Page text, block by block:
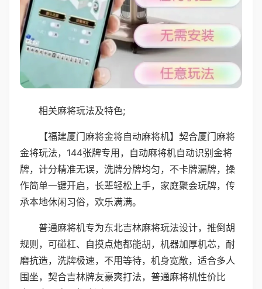
相关麻将玩法及特色;
【福建厦门麻将金将自动麻将机】契合厦门麻将
金将玩法，144张牌专用，自动麻将机自动识别金将
牌，计分精准无误，洗牌分牌均匀，不卡牌漏牌，操
作简单一键开启，长辈轻松上手，家庭聚会玩牌，传
承本地休闲习俗，欢乐满满。
普通麻将机专为东北吉林麻将玩法设计，推倒胡
规则，可碰杠、自摸点炮都能胡，机器加厚机芯，耐
磨抗造，洗牌极速，不用等待，机身宽敞，适合多人
围坐，契合吉林牌友豪爽打法，普通麻将机性价比